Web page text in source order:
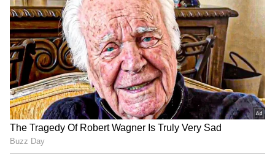
துணை முதலமைச்சர் பதவி வழங்கப்பட்ட
பிறகு, தனது ட்விட்டரில் பதிவிட்ட சிவகுமார்
மாநிலத்தின் பாதுகாப்பான எதிர்காலமே
காங்கிரஸின் முன்னுரிமை என்று ட்வீட்
செய்தார், மேலும் பெரும்பான்மையுடன்
வாக்களித்த மக்களுக்கு கட்சி தனது
வாக்குறுதிகளை வழங்குவதற்கு உதவ
உறுதிபூண்டிருப்பதாகவும் கூறியிருந்தார்.